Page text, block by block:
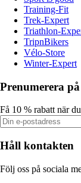
Training-Fit
Trek-Expert
Triathlon-
TripnBikers
Vélo-Store
Winter-Expert
Prenumerera
Få 10 % rabatt när
Håll kontakten
Följ oss på sociala